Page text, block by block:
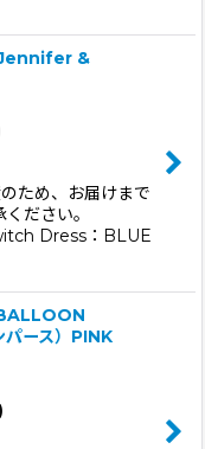
Jennifer &
ため、お届けまで
ださい。
Dress：BLUE
パース）PINK